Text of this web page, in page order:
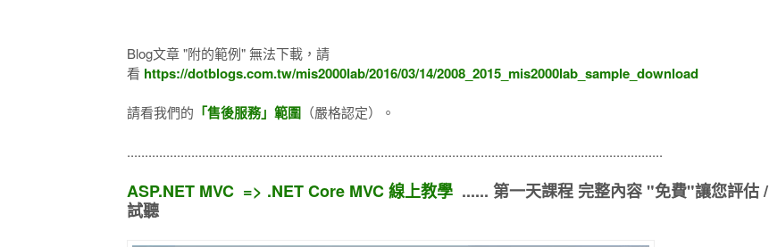
Blog文章 "附的範例" 無法下載，請
看 https://dotblogs.com.tw/mis2000lab/2016/03/14/2008_2015_mis2000lab_sample_download
請看我們的 「售後服務」範圍 （嚴格認定）。
......................................................................................................................................................
ASP.NET MVC => .NET Core MVC 線上教學 ...... 第一天課程 完整內容 "免費"讓您評估 /
試聽